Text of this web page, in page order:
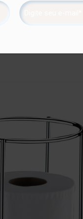
de metal –